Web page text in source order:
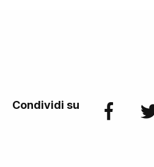
Condividi su